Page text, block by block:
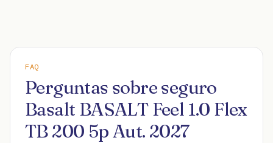
FAQ
Perguntas sobre seguro
Basalt BASALT Feel 1.0 Flex
TB 200 5p Aut. 2027